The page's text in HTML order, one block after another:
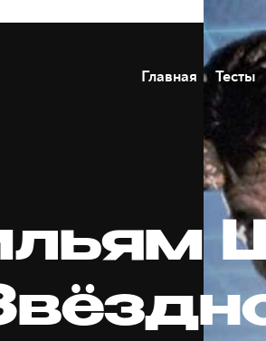
Главная Тесты